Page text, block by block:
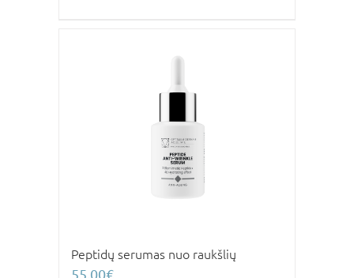
Peptidų serumas nuo raukšlių
55,00€